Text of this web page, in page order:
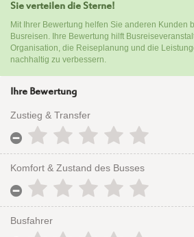
Sie verteilen die Sterne!
Mit Ihrer Bewertung helfen Sie anderen Kunden
Busreisen. Ihre Bewertung hilft
Organisation, die Reiseplanung und die
nachhaltig zu verbessern.
Ihre Bewertung
Zustieg & Transfer
Komfort & Zustand des Busses
Busfahrer